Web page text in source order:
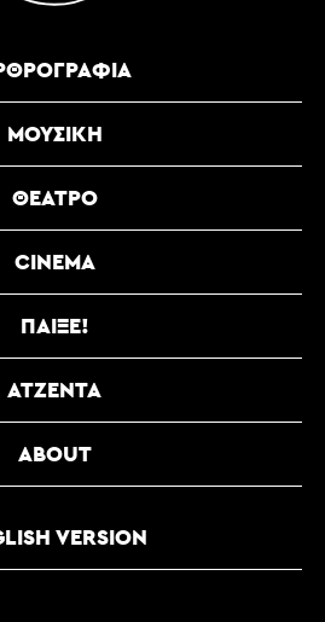
ΜΟΥΣΙΚΉ
ΘΈΑΤΡΟ
CINEMA
ΠΑΊΞΕ!
ΑΤΖΈΝΤΑ
ABOUT
VERSION